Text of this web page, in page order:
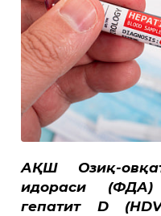
АҚШ Озиқ-
идораси (ФДА)
гепатит D